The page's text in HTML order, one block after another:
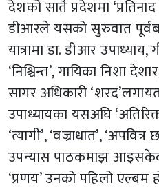
देशको सातै प्रदेशमा ‘प्रतिनाद
डीआरले यसको सुरुवात
यात्रामा डा. डीआर
‘निश्चिन्त’, गायिका निशा
सागर अधिकारी
उपाध्यायका यसअघि
‘त्यागी’, ‘वज्राधात’,
उपन्यास पाठकमाझ
‘प्रणय’ उनको पहिलो एल्बम